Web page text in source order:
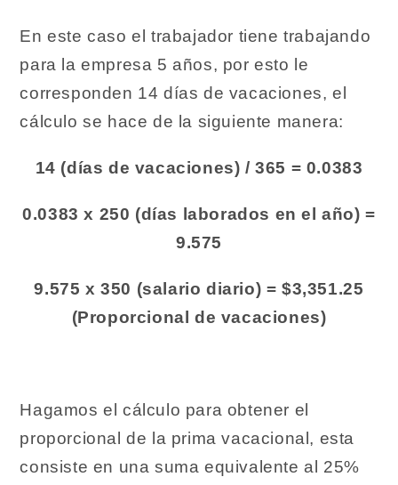
En este caso el trabajador tiene trabajando
para la empresa 5 años, por esto le
corresponden 14 días de vacaciones, el
cálculo se hace de la siguiente manera:
14 (días de vacaciones) / 365 = 0.0383
0.0383 x 250 (días laborados en el año) =
9.575
9.575 x 350 (salario diario) = $3,351.25
(Proporcional de vacaciones)
Hagamos el cálculo para obtener el
proporcional de la prima vacacional, esta
consiste en una suma equivalente al 25%